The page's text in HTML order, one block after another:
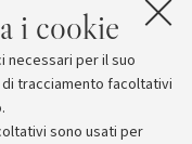
i cookie
necessari per il suo
tracciamento facoltativi
sono usati per